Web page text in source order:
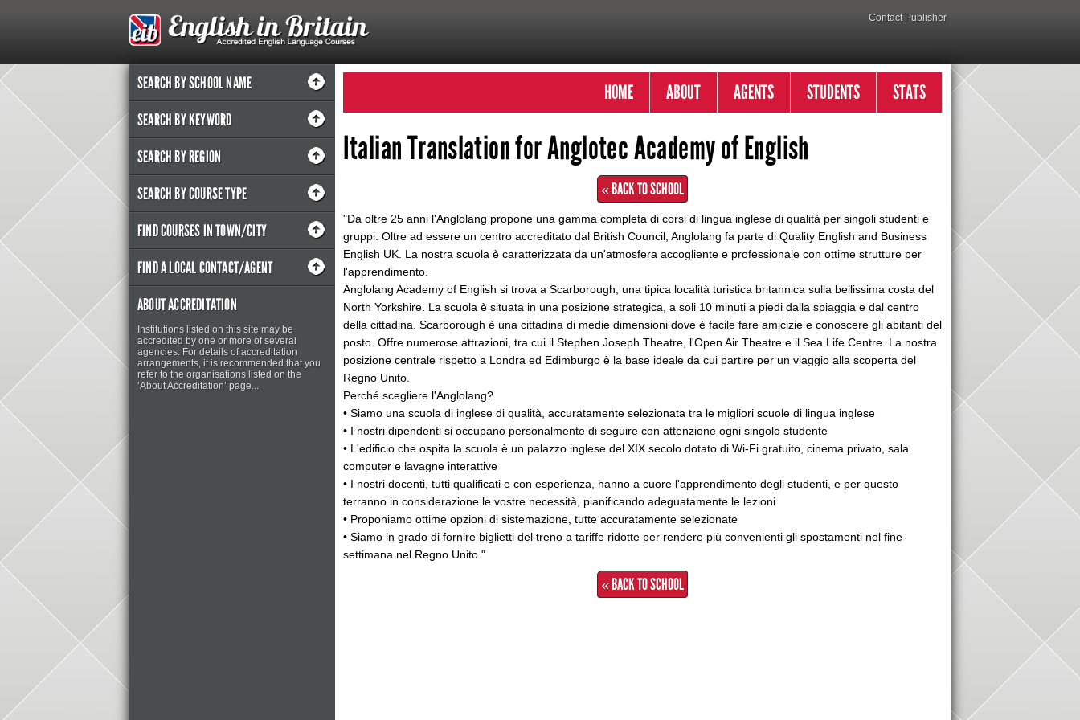
Contact Publisher
SEARCH BY SCHOOL NAME
SEARCH BY KEYWORD
SEARCH BY REGION
SEARCH BY COURSE TYPE
FIND COURSES IN TOWN/CITY
FIND A LOCAL CONTACT/AGENT
ABOUT ACCREDITATION
Institutions listed on this site may be
accredited by one or more of several
agencies. For details of accreditation
arrangements, it is recommended that you
refer to the organisations listed on the
‘About Accreditation’ page...
HOME ABOUT AGENTS STUDENTS STATS
Italian Translation for Anglotec Academy of English
« BACK TO SCHOOL
"Da oltre 25 anni l'Anglolang propone una gamma completa di corsi di lingua inglese di qualità per singoli studenti e
gruppi. Oltre ad essere un centro accreditato dal British Council, Anglolang fa parte di Quality English and Business
English UK. La nostra scuola è caratterizzata da un'atmosfera accogliente e professionale con ottime strutture per
l'apprendimento.
Anglolang Academy of English si trova a Scarborough, una tipica località turistica britannica sulla bellissima costa del
North Yorkshire. La scuola è situata in una posizione strategica, a soli 10 minuti a piedi dalla spiaggia e dal centro
della cittadina. Scarborough è una cittadina di medie dimensioni dove è facile fare amicizie e conoscere gli abitanti del
posto. Offre numerose attrazioni, tra cui il Stephen Joseph Theatre, l'Open Air Theatre e il Sea Life Centre. La nostra
posizione centrale rispetto a Londra ed Edimburgo è la base ideale da cui partire per un viaggio alla scoperta del
Regno Unito.
Perché scegliere l'Anglolang?
• Siamo una scuola di inglese di qualità, accuratamente selezionata tra le migliori scuole di lingua inglese
• I nostri dipendenti si occupano personalmente di seguire con attenzione ogni singolo studente
• L'edificio che ospita la scuola è un palazzo inglese del XIX secolo dotato di Wi-Fi gratuito, cinema privato, sala
computer e lavagne interattive
• I nostri docenti, tutti qualificati e con esperienza, hanno a cuore l'apprendimento degli studenti, e per questo
terranno in considerazione le vostre necessità, pianificando adeguatamente le lezioni
• Proponiamo ottime opzioni di sistemazione, tutte accuratamente selezionate
• Siamo in grado di fornire biglietti del treno a tariffe ridotte per rendere più convenienti gli spostamenti nel fine-
settimana nel Regno Unito "
« BACK TO SCHOOL